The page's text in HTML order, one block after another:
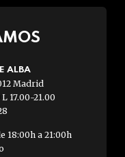
ALBA
Madrid
17.00-21.00
18:00h a 21:00h